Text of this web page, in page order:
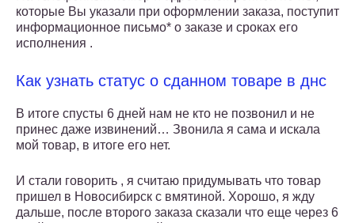
которые Вы указали при оформлении заказа, поступит
информационное письмо* о заказе и сроках его
исполнения .
Как узнать статус о сданном товаре в днс
В итоге спусты 6 дней нам не кто не позвонил и не
принес даже извинений… Звонила я сама и искала
мой товар, в итоге его нет.
И стали говорить , я считаю придумывать что товар
пришел в Новосибирск с вмятиной. Хорошо, я жду
дальше, после второго заказа сказали что еще через 6